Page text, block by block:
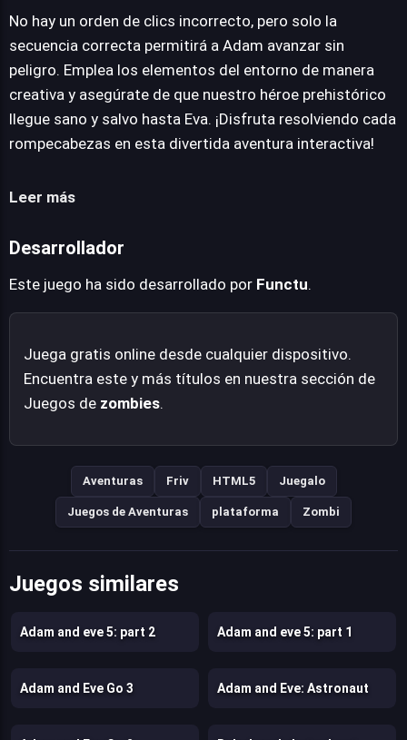
No hay un orden de clics incorrecto, pero solo la
secuencia correcta permitirá a Adam avanzar sin
peligro. Emplea los elementos del entorno de manera
creativa y asegúrate de que nuestro héroe prehistórico
llegue sano y salvo hasta Eva. ¡Disfruta resolviendo cada
rompecabezas en esta divertida aventura interactiva!
Leer más
Desarrollador
Este juego ha sido desarrollado por Functu.
Juega gratis online desde cualquier dispositivo.
Encuentra este y más títulos en nuestra sección de
Juegos de zombies.
Aventuras Friv HTML5 Juegalo
Juegos de Aventuras plataforma Zombi
Juegos similares
Adam and eve 5: part 2 Adam and eve 5: part 1
Adam and Eve Go 3 Adam and Eve: Astronaut